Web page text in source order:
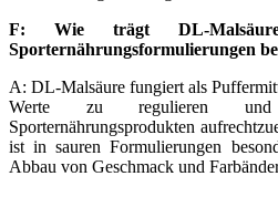
F: Wie trägt DL-
Sporternährungsformulierungen
A: DL-Malsäure fungiert als
Werte zu regulieren
Sporternährungsprodukten
ist in sauren Formulierungen
Abbau von Geschmack und